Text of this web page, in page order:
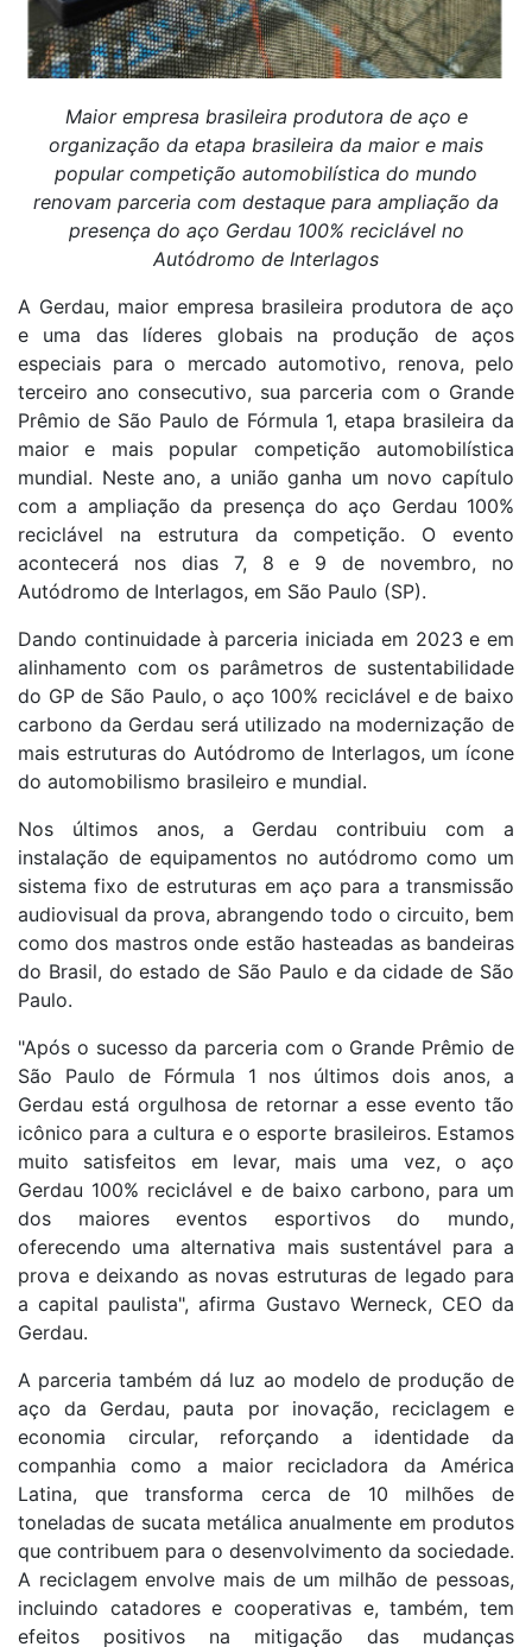
Maior empresa brasileira produtora de aço e
organização da etapa brasileira da maior e mais
popular competição automobilística do mundo
renovam parceria com destaque para ampliação da
presença do aço Gerdau 100% reciclável no
Autódromo de Interlagos
A Gerdau, maior empresa brasileira produtora de aço
e uma das líderes globais na produção de aços
especiais para o mercado automotivo, renova, pelo
terceiro ano consecutivo, sua parceria com o Grande
Prêmio de São Paulo de Fórmula 1, etapa brasileira da
maior e mais popular competição automobilística
mundial. Neste ano, a união ganha um novo capítulo
com a ampliação da presença do aço Gerdau 100%
reciclável na estrutura da competição. O evento
acontecerá nos dias 7, 8 e 9 de novembro, no
Autódromo de Interlagos, em São Paulo (SP).
Dando continuidade à parceria iniciada em 2023 e em
alinhamento com os parâmetros de sustentabilidade
do GP de São Paulo, o aço 100% reciclável e de baixo
carbono da Gerdau será utilizado na modernização de
mais estruturas do Autódromo de Interlagos, um ícone
do automobilismo brasileiro e mundial.
Nos últimos anos, a Gerdau contribuiu com a
instalação de equipamentos no autódromo como um
sistema fixo de estruturas em aço para a transmissão
audiovisual da prova, abrangendo todo o circuito, bem
como dos mastros onde estão hasteadas as bandeiras
do Brasil, do estado de São Paulo e da cidade de São
Paulo.
"Após o sucesso da parceria com o Grande Prêmio de
São Paulo de Fórmula 1 nos últimos dois anos, a
Gerdau está orgulhosa de retornar a esse evento tão
icônico para a cultura e o esporte brasileiros. Estamos
muito satisfeitos em levar, mais uma vez, o aço
Gerdau 100% reciclável e de baixo carbono, para um
dos maiores eventos esportivos do mundo,
oferecendo uma alternativa mais sustentável para a
prova e deixando as novas estruturas de legado para
a capital paulista", afirma Gustavo Werneck, CEO da
Gerdau.
A parceria também dá luz ao modelo de produção de
aço da Gerdau, pauta por inovação, reciclagem e
economia circular, reforçando a identidade da
companhia como a maior recicladora da América
Latina, que transforma cerca de 10 milhões de
toneladas de sucata metálica anualmente em produtos
que contribuem para o desenvolvimento da sociedade.
A reciclagem envolve mais de um milhão de pessoas,
incluindo catadores e cooperativas e, também, tem
efeitos positivos na mitigação das mudanças